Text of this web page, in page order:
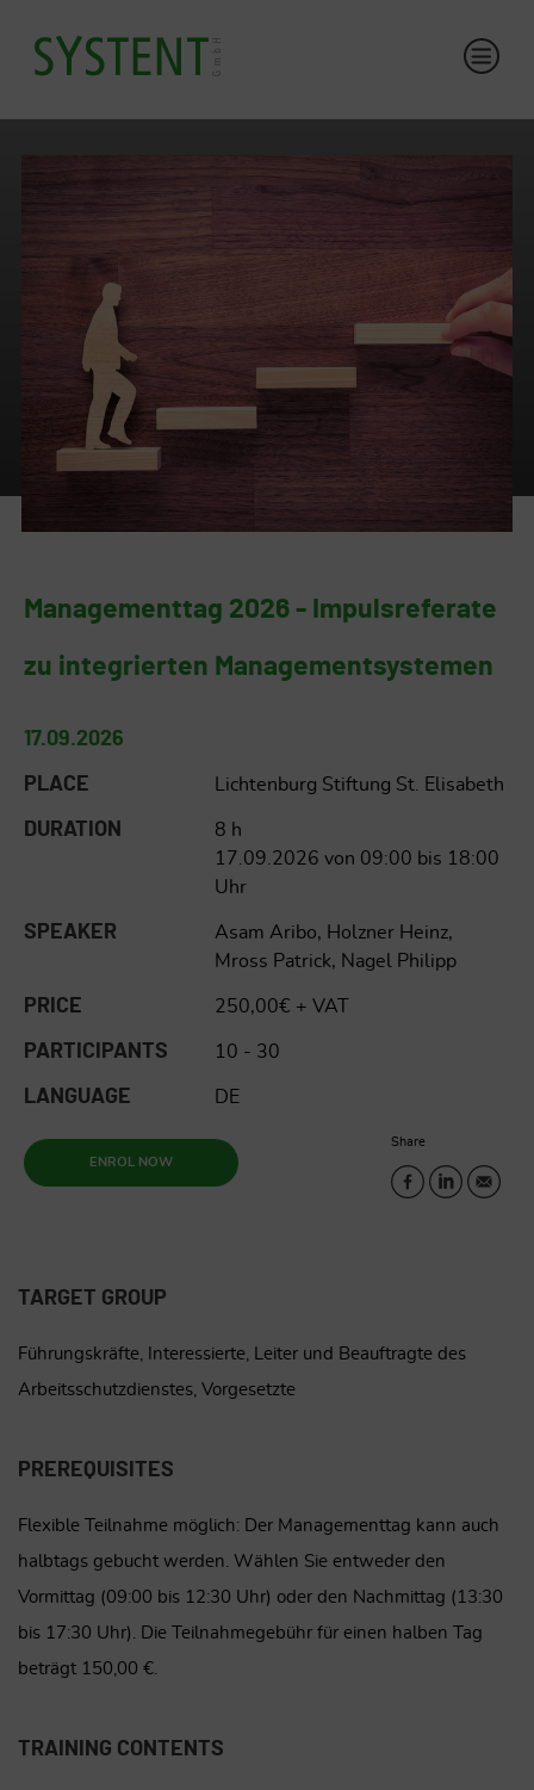
Managementtag 2026 - Impulsreferate
zu integrierten Managementsystemen
17.09.2026
PLACE Lichtenburg Stiftung St. Elisabeth
DURATION
8 h
17.09.2026 von 09:00 bis 18:00
Uhr
SPEAKER
Asam Aribo, Holzner Heinz,
Mross Patrick, Nagel Philipp
PRICE 250,00€ + VAT
PARTICIPANTS 10 - 30
LANGUAGE DE
ENROL NOW
Share
TARGET GROUP
Führungskräfte, Interessierte, Leiter und Beauftragte des
Arbeitsschutzdienstes, Vorgesetzte
PREREQUISITES
Flexible Teilnahme möglich: Der Managementtag kann auch
halbtags gebucht werden. Wählen Sie entweder den
Vormittag (09:00 bis 12:30 Uhr) oder den Nachmittag (13:30
bis 17:30 Uhr). Die Teilnahmegebühr für einen halben Tag
beträgt 150,00 €.
TRAINING CONTENTS